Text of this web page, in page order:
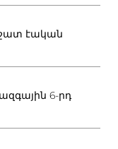
շատ էական
6-րդ